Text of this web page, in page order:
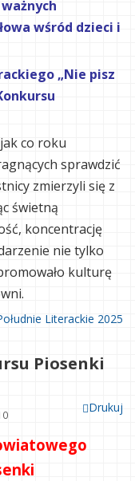
wśród dzieci i
„Nie pisz
co roku
sprawdzić
zmierzyli się z
świetną
koncentrację
nie tylko
kulturę
Literackie 2025
Piosenki
Drukuj